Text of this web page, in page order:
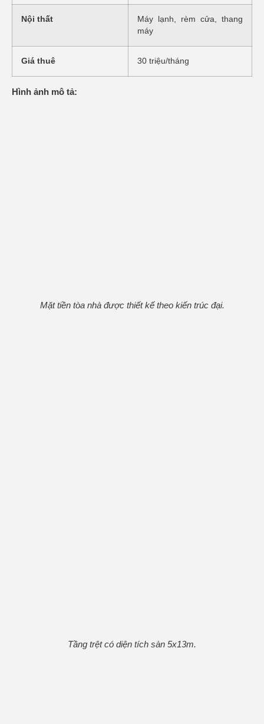
Nội thất
Máy lạnh, rèm cửa, thang
máy
Giá thuê 30 triệu/tháng
Hình ảnh mô tả:
Mặt tiền tòa nhà được thiết kế theo kiến trúc đại.
Tầng trệt có diện tích sàn 5x13m.